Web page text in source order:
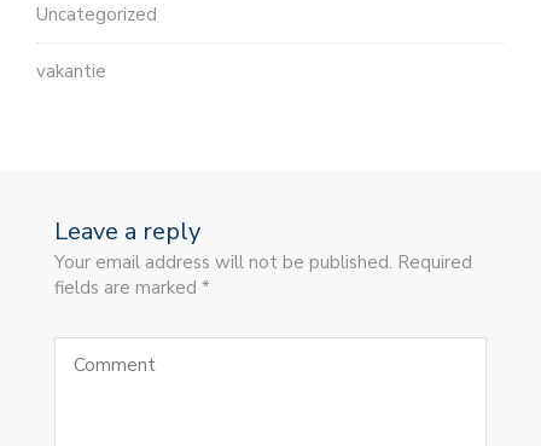
Uncategorized
vakantie
Leave a reply
Your email address will not be published. Required
fields are marked *